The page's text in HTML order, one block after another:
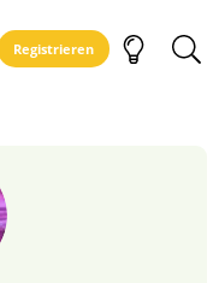
Registrieren